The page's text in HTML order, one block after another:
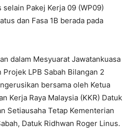
Pakej Kerja 09 (WP09)
dan Fasa 1B berada pada
dalam Mesyuarat Jawatankuasa
Projek LPB Sabah Bilangan 2
bersama oleh Ketua
Kerja Raya Malaysia (KKR) Datuk
Setiausaha Tetap Kementerian
Datuk Ridhwan Roger Linus.